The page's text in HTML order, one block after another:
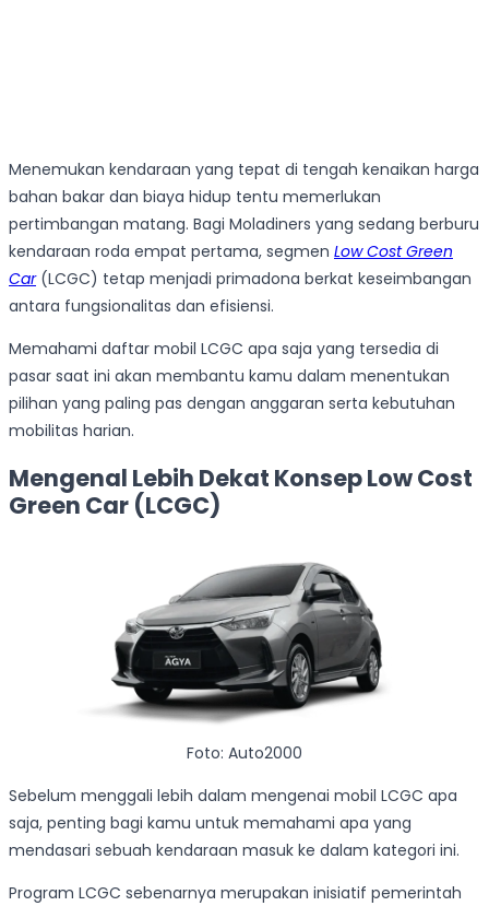
Menemukan kendaraan yang tepat di tengah kenaikan harga
bahan bakar dan biaya hidup tentu memerlukan
pertimbangan matang. Bagi Moladiners yang sedang berburu
kendaraan roda empat pertama, segmen Low Cost Green
Car(LCGC) tetap menjadi primadona berkat keseimbangan
antara fungsionalitas dan efisiensi.
Memahami daftar mobil LCGC apa saja yang tersedia di
pasar saat ini akan membantu kamu dalam menentukan
pilihan yang paling pas dengan anggaran serta kebutuhan
mobilitas harian.
Mengenal Lebih Dekat Konsep Low Cost
Green Car (LCGC)
Foto: Auto2000
Sebelum menggali lebih dalam mengenai mobil LCGC apa
saja, penting bagi kamu untuk memahami apa yang
mendasari sebuah kendaraan masuk ke dalam kategori ini.
Program LCGC sebenarnya merupakan inisiatif pemerintah